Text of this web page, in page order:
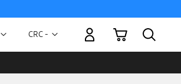
Moneda
CRC -
Mi carrito